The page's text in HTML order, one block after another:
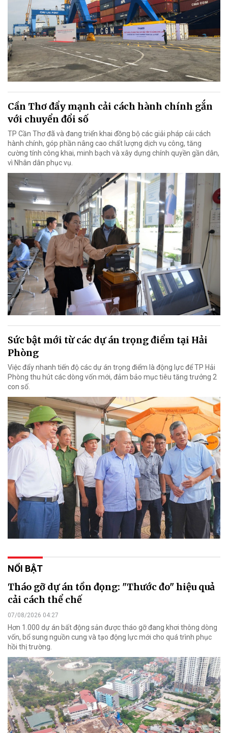
Cần Thơ đẩy mạnh cải cách hành chính gắn
với chuyển đổi số
TP Cần Thơ đã và đang triển khai đồng bộ các giải pháp cải cách
hành chính, góp phần nâng cao chất lượng dịch vụ công, tăng
cường tính công khai, minh bạch và xây dựng chính quyền gần dân,
vì Nhân dân phục vụ.
Sức bật mới từ các dự án trọng điểm tại Hải
Phòng
Việc đẩy nhanh tiến độ các dự án trọng điểm là động lực để TP Hải
Phòng thu hút các dòng vốn mới, đảm bảo mục tiêu tăng trưởng 2
con số.
NỔI BẬT
Tháo gỡ dự án tồn đọng: "Thước đo" hiệu quả
cải cách thể chế
07/08/2026 04:27
Hơn 1.000 dự án bất động sản được tháo gỡ đang khơi thông dòng
vốn, bổ sung nguồn cung và tạo động lực mới cho quá trình phục
hồi thị trường.